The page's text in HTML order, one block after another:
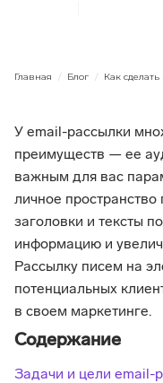
Главная / Блог / Как
У email-рассылки
преимуществ — ее
важным для вас
личное пространство
заголовки и тексты
информацию и
Рассылку писем на
потенциальных
в своем маркетинге.
Содержание
Задачи и цели email-